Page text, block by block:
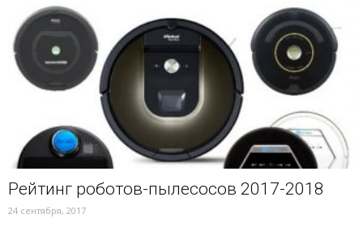
Рейтинг роботов-пылесосов 2017-2018
24 сентября, 2017